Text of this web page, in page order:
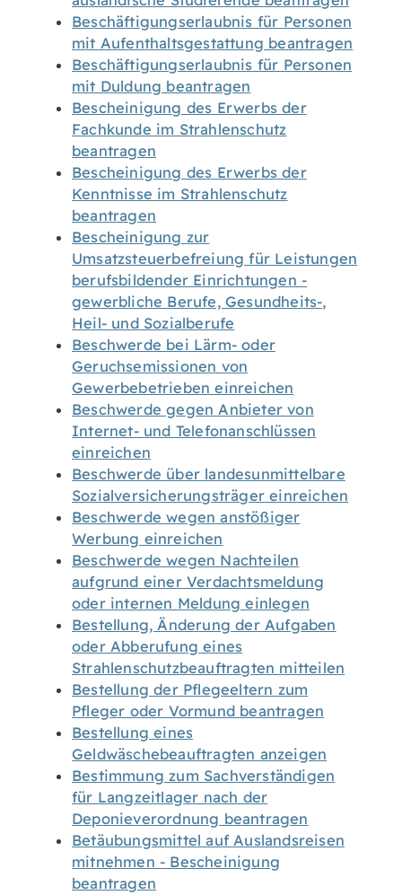
Beschäftigungserlaubnis für Personen
mit Aufenthaltsgestattung beantragen
Beschäftigungserlaubnis für Personen
mit Duldung beantragen
Bescheinigung des Erwerbs der
Fachkunde im Strahlenschutz
beantragen
Bescheinigung des Erwerbs der
Kenntnisse im Strahlenschutz
beantragen
Bescheinigung zur
Umsatzsteuerbefreiung für Leistungen
berufsbildender Einrichtungen -
gewerbliche Berufe, Gesundheits-,
Heil- und Sozialberufe
Beschwerde bei Lärm- oder
Geruchsemissionen von
Gewerbebetrieben einreichen
Beschwerde gegen Anbieter von
Internet- und Telefonanschlüssen
einreichen
Beschwerde über landesunmittelbare
Sozialversicherungsträger einreichen
Beschwerde wegen anstößiger
Werbung einreichen
Beschwerde wegen Nachteilen
aufgrund einer Verdachtsmeldung
oder internen Meldung einlegen
Bestellung, Änderung der Aufgaben
oder Abberufung eines
Strahlenschutzbeauftragten mitteilen
Bestellung der Pflegeeltern zum
Pfleger oder Vormund beantragen
Bestellung eines
Geldwäschebeauftragten anzeigen
Bestimmung zum Sachverständigen
für Langzeitlager nach der
Deponieverordnung beantragen
Betäubungsmittel auf Auslandsreisen
mitnehmen - Bescheinigung
beantragen